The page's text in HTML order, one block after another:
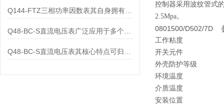
Q144-FTZ三相功率因数表其自身拥有怎样的功能呢？
控制器采用波纹管式
2.5Mpa。
0801500/D502/7D
工作粘度
开关元件
外壳防护等级
环境温度
介质温度
安装位置